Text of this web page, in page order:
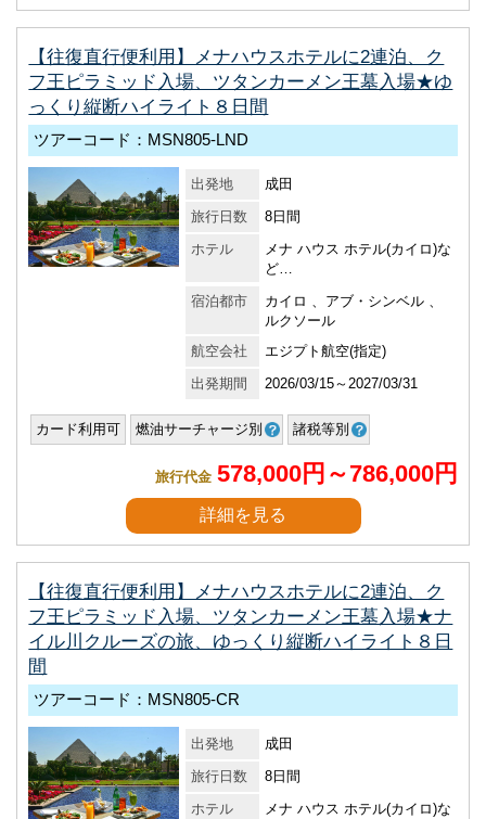
【往復直行便利用】メナハウスホテルに2連泊、ク
フ王ピラミッド入場、ツタンカーメン王墓入場★ゆ
っくり縦断ハイライト８日間
ツアーコード：MSN805-LND
出発地
成田
旅行日数
8日間
ホテル
メナ ハウス ホテル(カイロ)な
ど…
宿泊都市
カイロ 、アブ・シンベル 、
ルクソール
航空会社
エジプト航空(指定)
出発期間
2026/03/15～2027/03/31
カード利用可 燃油サーチャージ別 諸税等別
旅行代金 578,000円～786,000円
詳細を見る
【往復直行便利用】メナハウスホテルに2連泊、ク
フ王ピラミッド入場、ツタンカーメン王墓入場★ナ
イル川クルーズの旅、ゆっくり縦断ハイライト８日
間
ツアーコード：MSN805-CR
出発地
成田
旅行日数
8日間
ホテル
メナ ハウス ホテル(カイロ)な